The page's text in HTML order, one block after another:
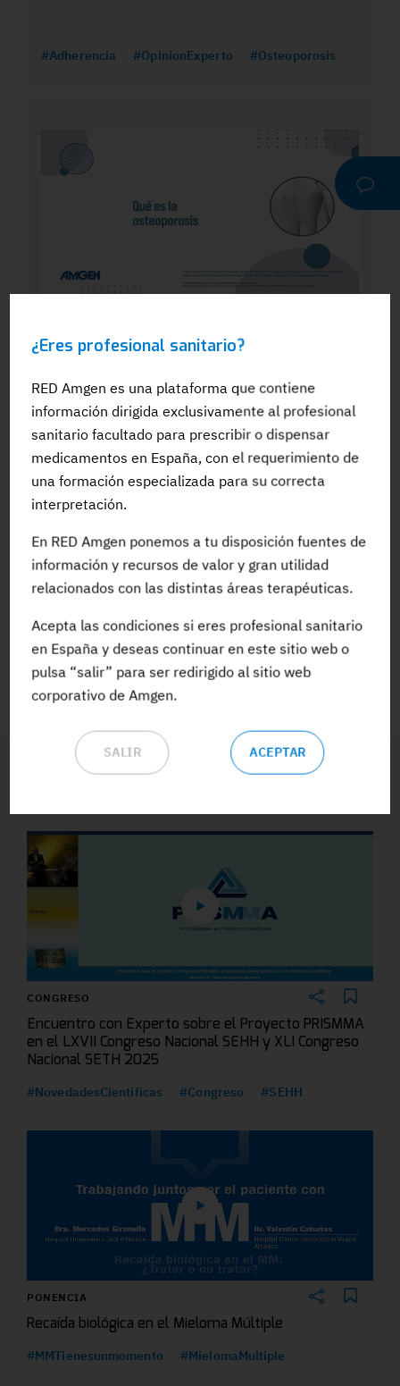
¿Eres profesional sanitario?
RED Amgen es una plataforma que contiene
información dirigida exclusivamente al profesional
sanitario facultado para prescribir o dispensar
medicamentos en España, con el requerimiento de
una formación especializada para su correcta
interpretación.
En RED Amgen ponemos a tu disposición fuentes de
información y recursos de valor y gran utilidad
relacionados con las distintas áreas terapéuticas.
Acepta las condiciones si eres profesional sanitario
en España y deseas continuar en este sitio web o
pulsa “salir” para ser redirigido al sitio web
corporativo de Amgen.
SALIR ACEPTAR
#Adherencia #OpinionExperto #Osteoporosis
Dra. Silvia González: El papel del
pacientes en tratamiento para la OP: Qué
es la osteoporosis
ACCEDE A TODA LA FORMACIÓN
CONGRESO
Encuentro con Experto sobre el Proyecto PRISMMA
en el LXVII Congreso Nacional SEHH y XLI Congreso
Nacional SETH 2025
#NovedadesCientificas #Congreso #SEHH
PONENCIA
Recaída biológica en el Mieloma Múltiple
#MMTienesunmomento #MielomaMultiple